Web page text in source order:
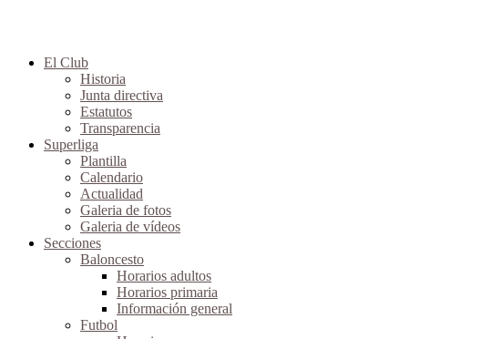
El Club
Historia
Junta directiva
Estatutos
Transparencia
Superliga
Plantilla
Calendario
Actualidad
Galeria de fotos
Galeria de vídeos
Secciones
Baloncesto
Horarios adultos
Horarios primaria
Información general
Futbol